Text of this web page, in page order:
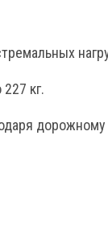
кг.